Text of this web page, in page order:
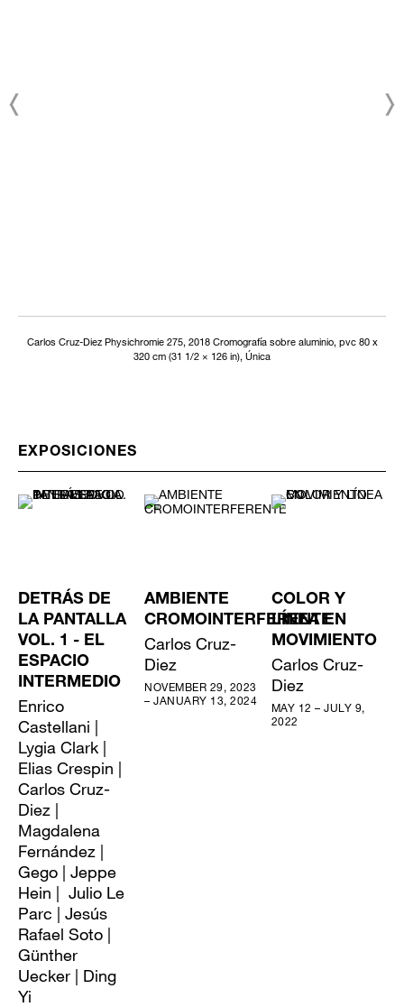
Carlos Cruz-Diez Physichromie 275, 2018 Cromografía sobre aluminio, pvc 80 x
320 cm (31 1/2 × 126 in), Única
EXPOSICIONES
DETRÁS DE
LA PANTALLA
VOL. 1 - EL
ESPACIO
INTERMEDIO
Enrico
Castellani |
Lygia Clark |
Elias Crespin |
Carlos Cruz-
Diez |
Magdalena
Fernández |
Gego | Jeppe
Hein | Julio Le
Parc | Jesús
Rafael Soto |
Günther
Uecker | Ding
Yi
AMBIENTE
CROMOINTERFERENTE
Carlos Cruz-
Diez
NOVEMBER 29, 2023
– JANUARY 13, 2024
COLOR Y
LÍNEA EN
MOVIMIENTO
Carlos Cruz-
Diez
MAY 12 – JULY 9,
2022